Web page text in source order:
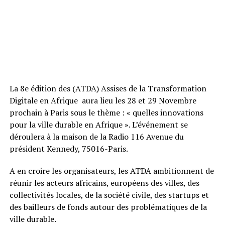
La 8e édition des (ATDA) Assises de la Transformation
Digitale en Afrique aura lieu les 28 et 29 Novembre
prochain à Paris sous le thème : « quelles innovations
pour la ville durable en Afrique ». L’événement se
déroulera à la maison de la Radio 116 Avenue du
président Kennedy, 75016-Paris.
A en croire les organisateurs, les ATDA ambitionnent de
réunir les acteurs africains, européens des villes, des
collectivités locales, de la société civile, des startups et
des bailleurs de fonds autour des problématiques de la
ville durable.